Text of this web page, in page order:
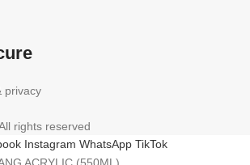
privacy
All rights reserved
Instagram WhatsApp TikTok